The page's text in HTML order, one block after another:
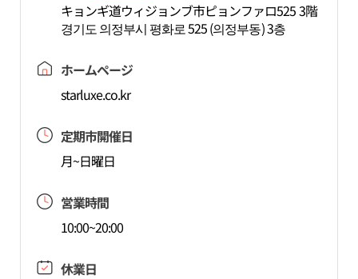
キョンギ道ウィジョンブ市ピョンファロ525 3階
경기도 의정부시 평화로 525 (의정부동) 3층
ホームページ
starluxe.co.kr
定期市開催日
月~日曜日
営業時間
10:00~20:00
休業日